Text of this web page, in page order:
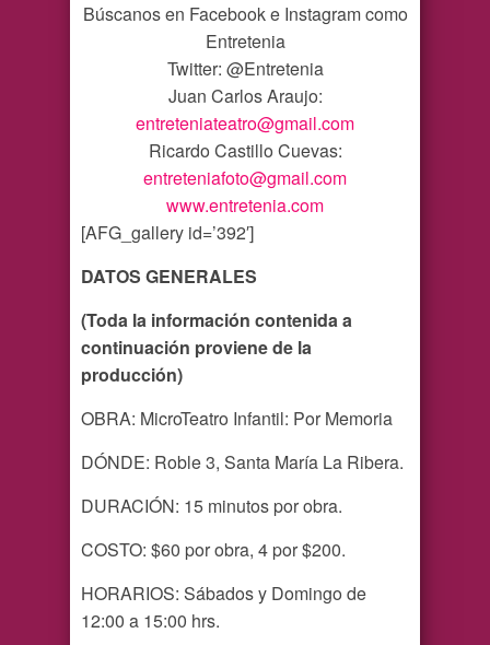
Búscanos en Facebook e Instagram como
Entretenia
Twitter: @Entretenia
Juan Carlos Araujo:
entreteniateatro@gmail.com
Ricardo Castillo Cuevas:
entreteniafoto@gmail.com
www.entretenia.com
[AFG_gallery id=’392′]
DATOS GENERALES
(Toda la información contenida a
continuación proviene de la
producción)
OBRA: MicroTeatro Infantil: Por Memoria
DÓNDE: Roble 3, Santa María La Ribera.
DURACIÓN: 15 minutos por obra.
COSTO: $60 por obra, 4 por $200.
HORARIOS: Sábados y Domingo de
12:00 a 15:00 hrs.